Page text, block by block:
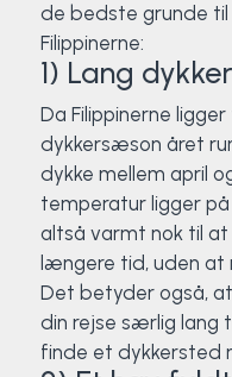
de bedste grunde
Filippinerne:
1) Lang
Da Filippinerne
dykkersæson året
dykke mellem april
temperatur ligger
altså varmt nok til
længere tid, uden
Det betyder også,
din rejse særlig lang
finde et dykkersted
Padel
Pardans
Rytmisk gymnastik
Ski & snowboard
Spring
Styrketræning